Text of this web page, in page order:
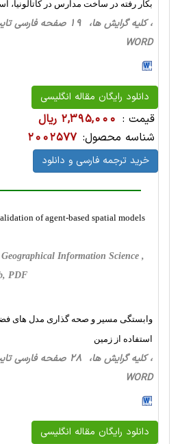
بکار رفته در ساخت مدارس در کاتالونیا،
WORD
دانلود رایگان مقاله انگلیسی
قیمت : 2,395,000 ریال
شناسه محصول: 2002577
خرید ترجمه فارسی و دانلود
of agent-based spatial models
Information Science ,
PDF
وابستگی مسیر و صحه گذاری مدل های
استفاده از زمین
WORD
دانلود رایگان مقاله انگلیسی